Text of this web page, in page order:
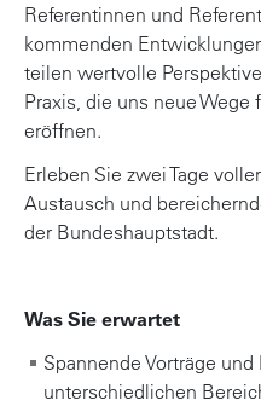
Referentinnen und
kommenden
teilen wertvolle
Praxis, die uns neue
eröffnen.
Erleben Sie zwei Tage
Austausch und
der Bundeshauptstadt.
Was Sie erwartet
Spannende Vorträge
unterschiedlichen